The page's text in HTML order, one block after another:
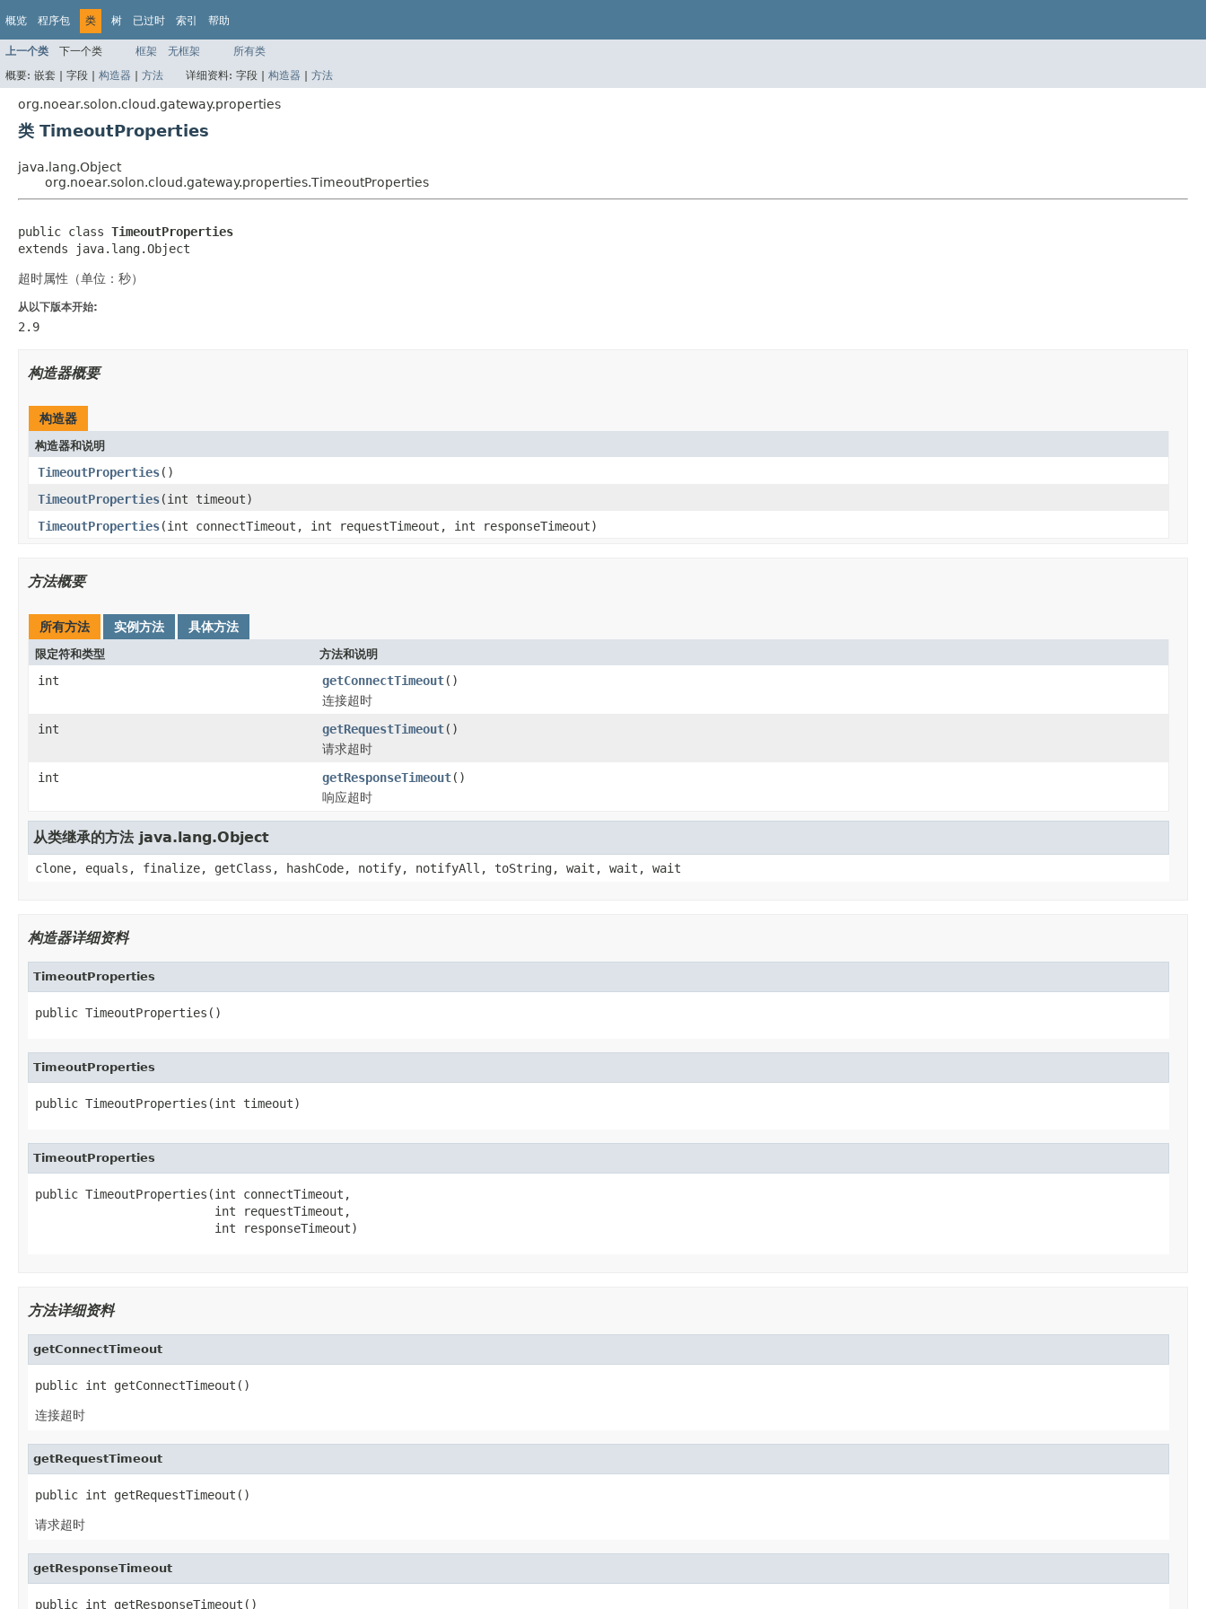
概览 程序包 类 树 已过时 索引 帮助
上一个类 下一个类 框架 无框架
所有类
概要: 嵌套 | 字段 | 构造器 | 方法 详细资料: 字段 | 构造器 | 方法
org.noear.solon.cloud.gateway.properties
类 TimeoutProperties
java.lang.Object
org.noear.solon.cloud.gateway.properties.TimeoutProperties
public class TimeoutProperties
extends java.lang.Object
超时属性（单位：秒）
从以下版本开始:
2.9
构造器概要
构造器
构造器和说明
TimeoutProperties()
TimeoutProperties(int timeout)
TimeoutProperties(int connectTimeout, int requestTimeout, int responseTimeout)
方法概要
所有方法 实例方法 具体方法
限定符和类型 方法和说明
int getConnectTimeout()
连接超时
int
getRequestTimeout()
请求超时
int
getResponseTimeout()
响应超时
从类继承的方法 java.lang.Object
clone, equals, finalize, getClass, hashCode, notify, notifyAll, toString, wait, wait, wait
构造器详细资料
TimeoutProperties
public TimeoutProperties()
TimeoutProperties
public TimeoutProperties(int timeout)
TimeoutProperties
public TimeoutProperties(int connectTimeout,
                         int requestTimeout,
                         int responseTimeout)
方法详细资料
getConnectTimeout
public int getConnectTimeout()
连接超时
getRequestTimeout
public int getRequestTimeout()
请求超时
getResponseTimeout
public int getResponseTimeout()